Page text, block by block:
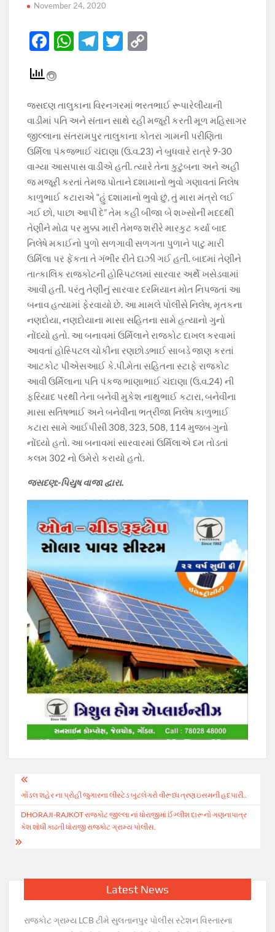
November 24, 2020
F
e
b
o
o
k
W
s
A
p
p
T
gr
a
m
T
er y
Li
n
k
જસદણ તાલુકાના વિરનગરમાં ભરતભાઈ રૂપારેલીયાની
વાડીમાં પતિ અને સંતાન સાથે રહી મજૂરી કરતી મૂળ મહિસાગર
જીલ્લાના સંતરામપુર તાલુકાના કોતરા ગામની પરીણિતા
ઉર્મિલા પંકજભાઈ ચંદાણા (ઉ.વ.23) ને બુધવારે રાત્રે 9-30
વાગ્યા આસપાસ વાડીએ હતી. ત્યારે તેના કુટુંબના અને અહી
જ મજૂરી કરતાં તેમજ પોતાને દશામાનો ભુવો ગણાવતાં નિલેષ
કાળુભાઈ કટારાએ “હું દશામાનો ભુવો છું, તું મારા મંત્રો લઈ
ગઈ છો, પાછા આપી દે” તેમ કહી બીજા બે શખ્સોની મદદથી
તેણીને મોઢા પર મુક્કા મારી તેમજ શરીરે મારકુટ કર્યા બાદ
નિલેષે મકાઈનો પુળો સળગાવી સળગતા પુળાને પાટુ મારી
ઉર્મિલા પર ફેંકતા તે ગંભીર રીતે દાઝી ગઈ હતી. બાદમાં તેણીને
તાત્કાલિક રાજકોટની હોસ્પિટલમાં સારવાર અર્થે ખસેડવામાં
આવી હતી. પરંતુ તેણીનું સારવાર દરમિયાન મોત નિપજતાં આ
બનાવ હત્યામાં ફેરવાયો છે. આ મામલે પોલીસે નિલેષ, મૃતકના
નણદોયા, નણદોયાના માસા સહિતના સામે હત્યાનો ગુનો
નોંધ્યો હતો. આ બનાવમાં ઉર્મિલાને રાજકોટ દાખલ કરવામાં
આવતાં હોસ્પિટલ ચોકીના રણછોડભાઈ સાબડે જાણ કરતાં
આટકોટ પીએસઆઈ કે.પી.મેતા સહિતના સ્ટાફે રાજકોટ
આવી ઉર્મિલાના પતિ પંકજ ભાણાભાઈ ચંદાણા (ઉ.વ.24) ની
ફરિયાદ પરથી તેના બનેવી મુકેશ નાથુભાઈ કટારા, બનેવીના
માસા સતિષભાઈ અને બનેવીના ભત્રીજા નિલેષ કાળુભાઈ
કટારા સામે આઈપીસી 308, 323, 508, 114 મુજબ ગુનો
નોંધ્યો હતો. આ બનાવમાં સારવારમાં ઉર્મિલાએ દમ તોડતાં
કલમ 302 નો ઉમેરો કરાયો હતો.
જસદણ:-પિયુષ વાજા દ્વારા.
Post
navigation
ગોંડલ શહેર ના પ્રોહી જુગારના લીસ્ટેડ બુટલેગરો વીરૂધ્ધ ત્રણ ઇસમની હદપારી..
DHORAJI-RAJKOT રાજકોટ જીલ્લા નાં ધોરાજીમાં ઈંગ્લીશ દારૂનો ગણનાપાત્ર
કેશ શોધી કાઢતી ધોરાજી રાજકોટ ગ્રામ્ય પોલીસ.
Latest News
રાજકોટ ગ્રામ્ય LCB ટીમે સુલતાનપુર પોલીસ સ્ટેશન વિસ્તારના